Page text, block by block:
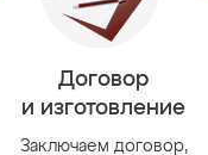
Договор
и изготовление
Заключаем договор,